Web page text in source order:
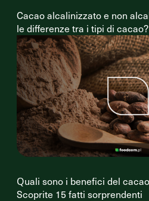
Cacao alcalinizzato e non
le differenze tra i tipi di cacao?
Quali sono i benefici del
Scoprite 15 fatti sorprendenti